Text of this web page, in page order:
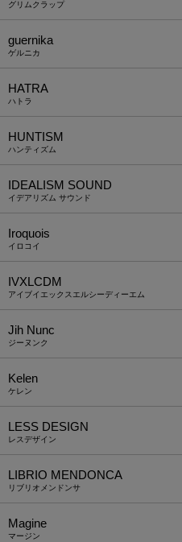
グリムクラップ
guernika
ゲルニカ
HATRA
ハトラ
HUNTISM
ハンティズム
IDEALISM SOUND
イデアリズム サウンド
Iroquois
イロコイ
IVXLCDM
アイブイエックスエルシーディーエム
Jih Nunc
ジーヌンク
Kelen
ケレン
LESS DESIGN
レスデザイン
LIBRIO MENDONCA
リブリオメンドンサ
Magine
マージン